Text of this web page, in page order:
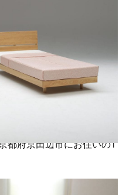
都府京田辺市にお住いのT